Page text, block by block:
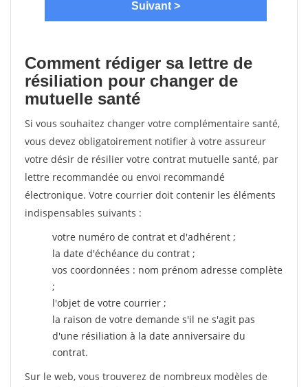
Comment rédiger sa lettre de
résiliation pour changer de
mutuelle santé
Si vous souhaitez changer votre complémentaire santé,
vous devez obligatoirement notifier à votre assureur
votre désir de résilier votre contrat mutuelle santé, par
lettre recommandée ou envoi recommandé
électronique. Votre courrier doit contenir les éléments
indispensables suivants :
votre numéro de contrat et d'adhérent ;
la date d'échéance du contrat ;
vos coordonnées : nom prénom adresse complète
;
l'objet de votre courrier ;
la raison de votre demande s'il ne s'agit pas
d'une résiliation à la date anniversaire du
contrat.
Sur le web, vous trouverez de nombreux modèles de